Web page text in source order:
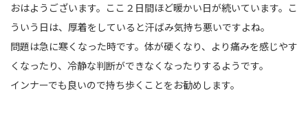
おはようございます。ここ２日間ほど暖かい日が続いています。こ
ういう日は、厚着をしていると汗ばみ気持ち悪いですよね。
問題は急に寒くなった時です。体が硬くなり、より痛みを感じやす
くなったり、冷静な判断ができなくなったりするようです。
インナーでも良いので持ち歩くことをお勧めします。